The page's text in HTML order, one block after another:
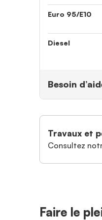
Euro 95/E10
Diesel
Besoin
Travaux et
Consultez
Faire le